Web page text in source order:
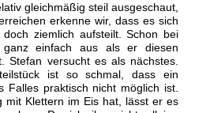
gleichmäßig steil ausgeschaut,
erkenne wir, dass es sich
ziemlich aufsteilt. Schon bei
einfach aus als er diesen
Stefan versucht es als nächstes.
ist so schmal, dass ein
Falles praktisch nicht möglich ist.
mit Klettern im Eis hat, lässt er es